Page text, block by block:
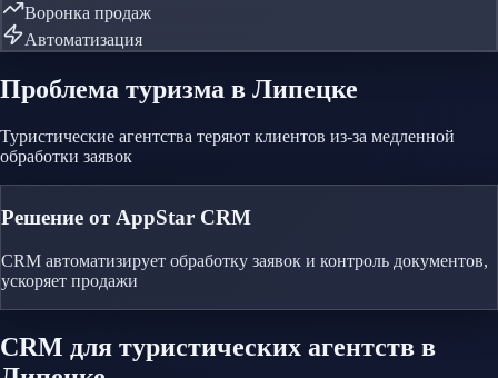
Воронка продаж
Автоматизация
Проблема туризма в Липецке
Туристические агентства теряют клиентов из-за медленной
обработки заявок
Решение от AppStar CRM
CRM автоматизирует обработку заявок и контроль документов,
ускоряет продажи
CRM для туристических агентств в